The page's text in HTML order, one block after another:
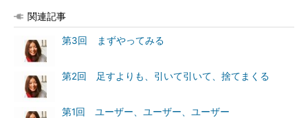
関連記事
第3回 まずやってみる
第2回 足すよりも、引いて引いて、捨てまくる
第1回 ユーザー、ユーザー、ユーザー